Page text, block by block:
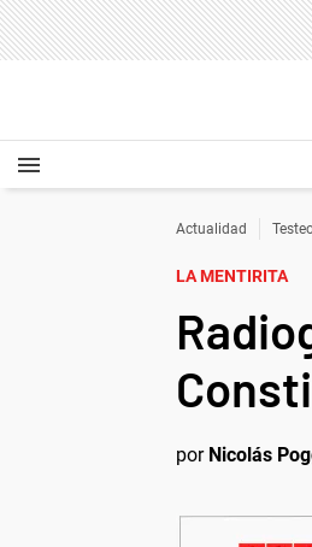
Actualidad
LA MENTIRITA
por Nicolás